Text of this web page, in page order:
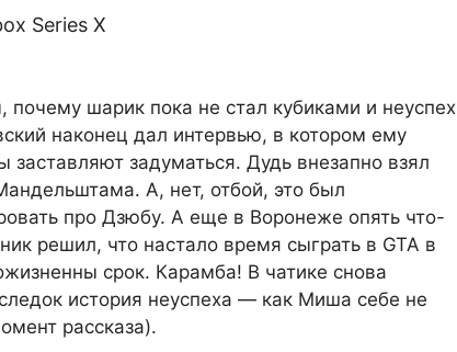
Series X
почему шарик пока не стал кубиками и неуспех
наконец дал интервью, в котором ему
задуматься. Дудь внезапно взял
А, нет, отбой, это был
про Дзюбу. А еще в Воронеже опять что-
решил, что настало время сыграть в GTA в
срок. Карамба! В чатике снова
история неуспеха — как Миша себе не
рассказа).